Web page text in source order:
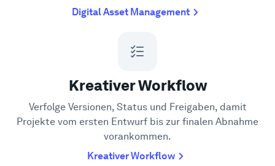
Digital Asset Management
Kreativer Workflow
Verfolge Versionen, Status und Freigaben, damit
Projekte vom ersten Entwurf bis zur finalen Abnahme
vorankommen.
Kreativer Workflow